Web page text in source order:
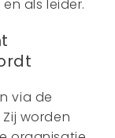
als leider.
via de
worden